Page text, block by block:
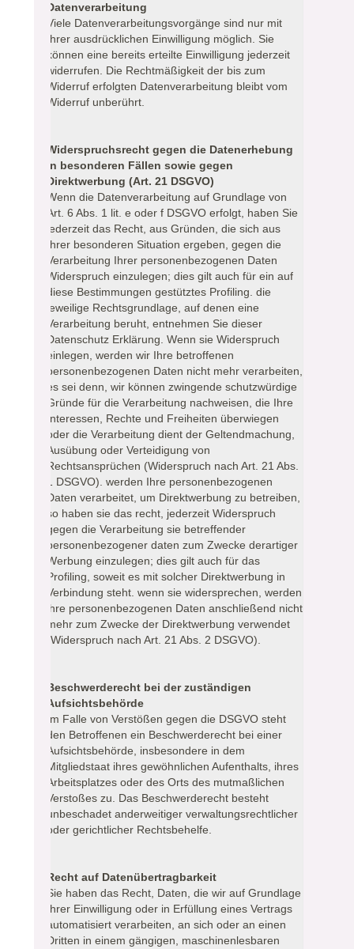
Datenverarbeitung
Viele Datenverarbeitungsvorgänge sind nur mit
Ihrer ausdrücklichen Einwilligung möglich. Sie
können eine bereits erteilte Einwilligung jederzeit
widerrufen. Die Rechtmäßigkeit der bis zum
Widerruf erfolgten Datenverarbeitung bleibt vom
Widerruf unberührt.
Widerspruchsrecht gegen die Datenerhebung
in besonderen Fällen sowie gegen
Direktwerbung (Art. 21 DSGVO)
Wenn die Datenverarbeitung auf Grundlage von
Art. 6 Abs. 1 lit. e oder f DSGVO erfolgt, haben Sie
jederzeit das Recht, aus Gründen, die sich aus
Ihrer besonderen Situation ergeben, gegen die
Verarbeitung Ihrer personenbezogenen Daten
Widerspruch einzulegen; dies gilt auch für ein auf
diese Bestimmungen gestütztes Profiling. die
jeweilige Rechtsgrundlage, auf denen eine
Verarbeitung beruht, entnehmen Sie dieser
Datenschutz Erklärung. Wenn sie Widerspruch
einlegen, werden wir Ihre betroffenen
personenbezogenen Daten nicht mehr verarbeiten,
es sei denn, wir können zwingende schutzwürdige
Gründe für die Verarbeitung nachweisen, die Ihre
Interessen, Rechte und Freiheiten überwiegen
oder die Verarbeitung dient der Geltendmachung,
Ausübung oder Verteidigung von
Rechtsansprüchen (Widerspruch nach Art. 21 Abs.
1 DSGVO). werden Ihre personenbezogenen
Daten verarbeitet, um Direktwerbung zu betreiben,
so haben sie das recht, jederzeit Widerspruch
gegen die Verarbeitung sie betreffender
personenbezogener daten zum Zwecke derartiger
Werbung einzulegen; dies gilt auch für das
Profiling, soweit es mit solcher Direktwerbung in
Verbindung steht. wenn sie widersprechen, werden
ihre personenbezogenen Daten anschließend nicht
mehr zum Zwecke der Direktwerbung verwendet
(Widerspruch nach Art. 21 Abs. 2 DSGVO).
Beschwerderecht bei der zuständigen
Aufsichtsbehörde
Im Falle von Verstößen gegen die DSGVO steht
den Betroffenen ein Beschwerderecht bei einer
Aufsichtsbehörde, insbesondere in dem
Mitgliedstaat ihres gewöhnlichen Aufenthalts, ihres
Arbeitsplatzes oder des Orts des mutmaßlichen
Verstoßes zu. Das Beschwerderecht besteht
unbeschadet anderweitiger verwaltungsrechtlicher
oder gerichtlicher Rechtsbehelfe.
Recht auf Datenübertragbarkeit
Sie haben das Recht, Daten, die wir auf Grundlage
Ihrer Einwilligung oder in Erfüllung eines Vertrags
automatisiert verarbeiten, an sich oder an einen
Dritten in einem gängigen, maschinenlesbaren